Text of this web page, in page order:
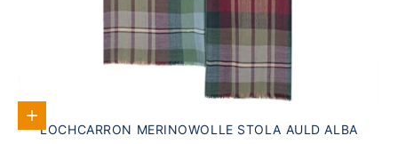
Add to Cart
LOCHCARRON MERINOWOLLE STOLA AULD ALBA